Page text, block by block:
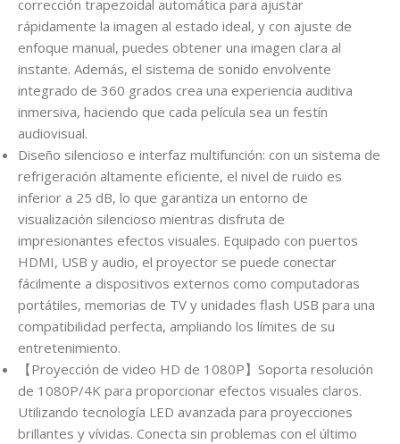
corrección trapezoidal automática para ajustar
rápidamente la imagen al estado ideal, y con ajuste de
enfoque manual, puedes obtener una imagen clara al
instante. Además, el sistema de sonido envolvente
integrado de 360 grados crea una experiencia auditiva
inmersiva, haciendo que cada película sea un festín
audiovisual.
Diseño silencioso e interfaz multifunción: con un sistema de
refrigeración altamente eficiente, el nivel de ruido es
inferior a 25 dB, lo que garantiza un entorno de
visualización silencioso mientras disfruta de
impresionantes efectos visuales. Equipado con puertos
HDMI, USB y audio, el proyector se puede conectar
fácilmente a dispositivos externos como computadoras
portátiles, memorias de TV y unidades flash USB para una
compatibilidad perfecta, ampliando los límites de su
entretenimiento.
【Proyección de video HD de 1080P】Soporta resolución
de 1080P/4K para proporcionar efectos visuales claros.
Utilizando tecnología LED avanzada para proyecciones
brillantes y vívidas. Conecta sin problemas con el último